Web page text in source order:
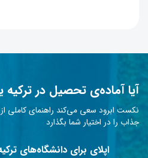
آیا آماده‌ی تحصیل در
نکست ابرود سعی می‌کند راهنمای کاملی
جذاب را در اختیار شما بگذارد
اپلای برای دانشگاه‌های